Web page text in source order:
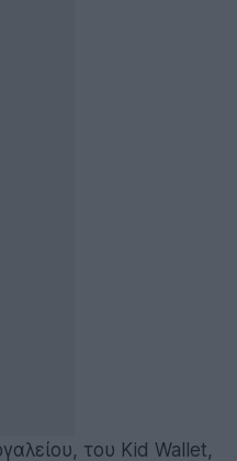
του Kid Wallet,